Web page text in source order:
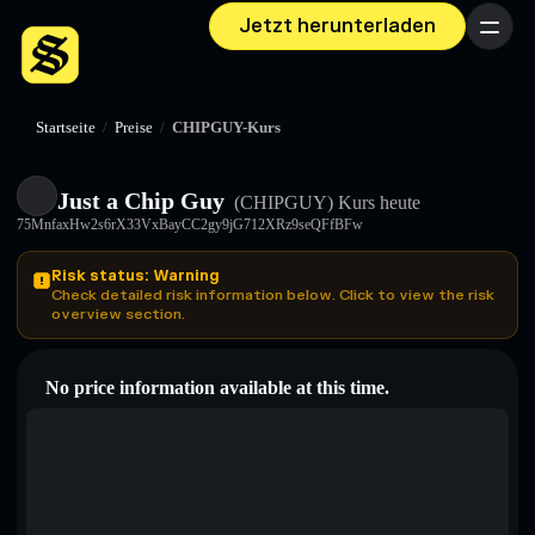
Jetzt herunterladen Menü
Startseite / Preise / CHIPGUY-Kurs
Just a Chip Guy (CHIPGUY) Kurs heute
75MnfaxHw2s6rX33VxBayCC2gy9jG712XRz9seQFfBFw
Risk status: Warning
Check detailed risk information below. Click to view the risk
overview section.
No price information available at this time.